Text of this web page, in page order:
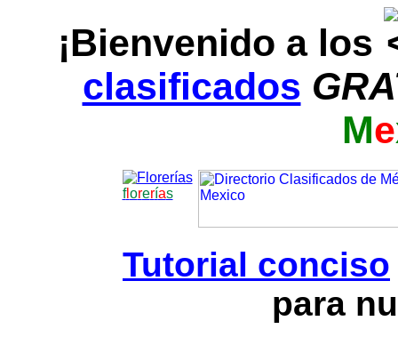
¡Bienvenido a los
clasificados
Me
florerías
Tutorial conciso
para